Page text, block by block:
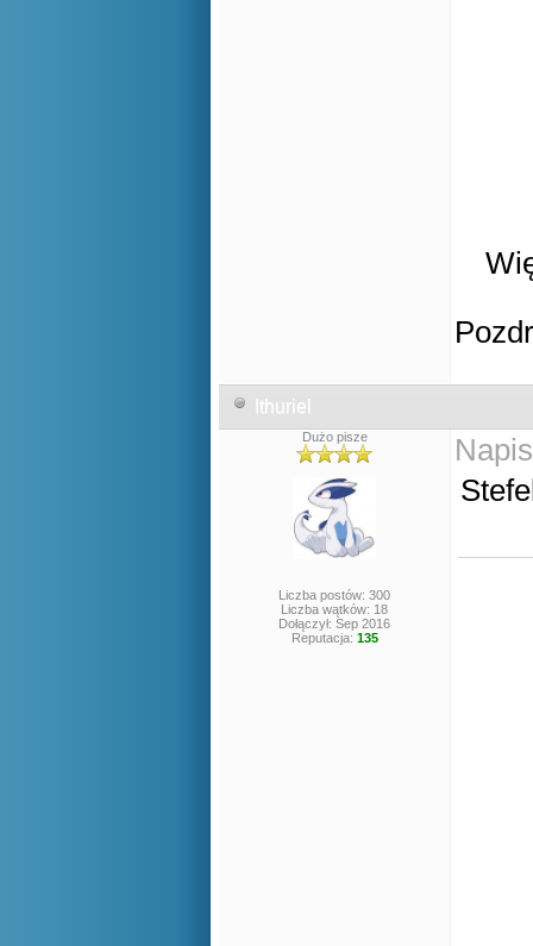
Ithuriel
Dużo pisze
Liczba postów: 300
Liczba wątków: 18
Dołączył: Sep 2016
Reputacja: 135